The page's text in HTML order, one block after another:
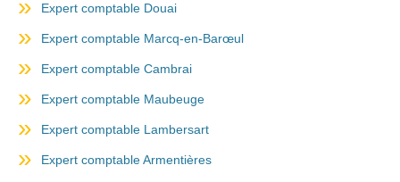
Expert comptable Douai
Expert comptable Marcq-en-Barœul
Expert comptable Cambrai
Expert comptable Maubeuge
Expert comptable Lambersart
Expert comptable Armentières